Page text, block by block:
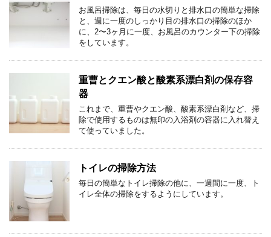
お風呂掃除は、毎日の水切りと排水口の簡単な掃除
と、週に一度のしっかり目の排水口の掃除のほか
に、2〜3ヶ月に一度、お風呂のカウンター下の掃除
をしています。
重曹とクエン酸と酸素系漂白剤の保存容
器
これまで、重曹やクエン酸、酸素系漂白剤など、掃
除で使用するものは無印の入浴剤の容器に入れ替え
て使っていました。
トイレの掃除方法
毎日の簡単なトイレ掃除の他に、一週間に一度、ト
イレ全体の掃除をするようにしています。